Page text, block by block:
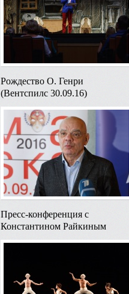
Рождество О. Генри
(Вентспилс 30.09.16)
Пресс-конференция с
Константином Райкиным